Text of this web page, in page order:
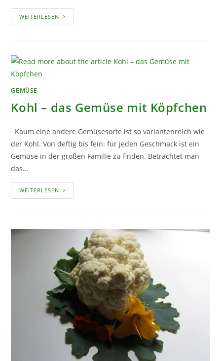
WEITERLESEN KOHL
AUS
GEMÜSE
Kohl – das Gemüse mit Köpfchen
Kaum eine andere Gemüsesorte ist so variantenreich wie
der Kohl. Von deftig bis fein: für jeden Geschmack ist ein
Gemüse in der großen Familie zu finden. Betrachtet man
das…
WEITERLESEN KOHL
–